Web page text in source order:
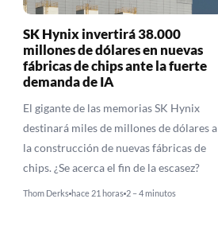
SK Hynix invertirá 38.000
millones de dólares en nuevas
fábricas de chips ante la fuerte
demanda de IA
El gigante de las memorias SK Hynix
destinará miles de millones de dólares a
la construcción de nuevas fábricas de
chips. ¿Se acerca el fin de la escasez?
Thom Derks hace 21 horas 2 – 4 minutos